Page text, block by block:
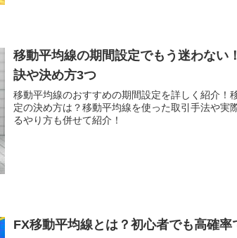
移動平均線の期間設定でもう迷わない
訣や決め方3つ
移動平均線のおすすめの期間設定を詳しく紹介！
定の決め方は？移動平均線を使った取引手法や実
るやり方も併せて紹介！
FX移動平均線とは？初心者でも高確率